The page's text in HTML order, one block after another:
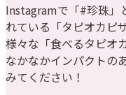
Instagramで「#珍珠」
れている「タピオカピ
様々な「食べるタピオ
なかなかインパクトの
みてください！